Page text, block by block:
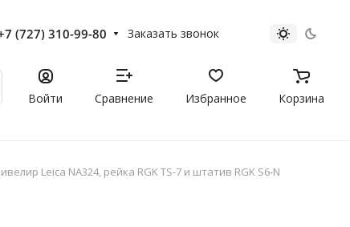
(727) 310-99-80 Заказать звонок
Войти Сравнение Избранное Корзина
Leica NA324, рейка RGK TS-7 и штатив RGK S6-N